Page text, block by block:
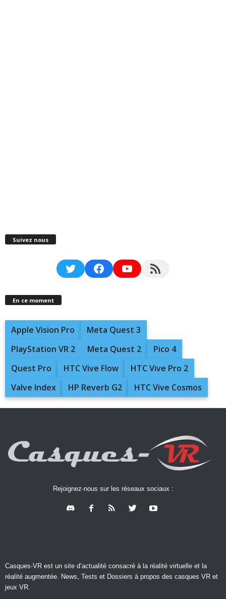
Suivez nous
TwitterFacebookYouTubeRSS Feed
En ce moment
Apple Vision Pro
Meta Quest 3
PlayStation VR 2
Meta Quest 2
Pico 4
Quest Pro
HTC Vive Flow
HTC Vive Pro 2
Valve Index
HP Reverb G2 HTC Vive Cosmos
Rejoignez-nous sur les réseaux sociaux :
Casques-VR est un site d’actualité consacré à la réalité virtuelle et la
réalité augmentée. News, Tests et Dossiers à propos des casques VR et
jeux VR.